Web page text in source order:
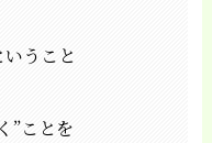
うこと
”ことを